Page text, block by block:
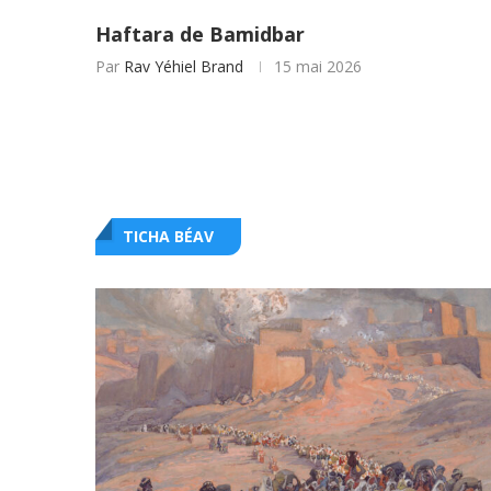
Haftara de Bamidbar
Par Rav Yéhiel Brand 15 mai 2026
TICHA BÉAV